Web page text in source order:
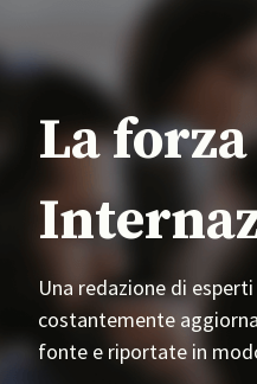
La
Una redazione di
costantemente
fonte e riportate in